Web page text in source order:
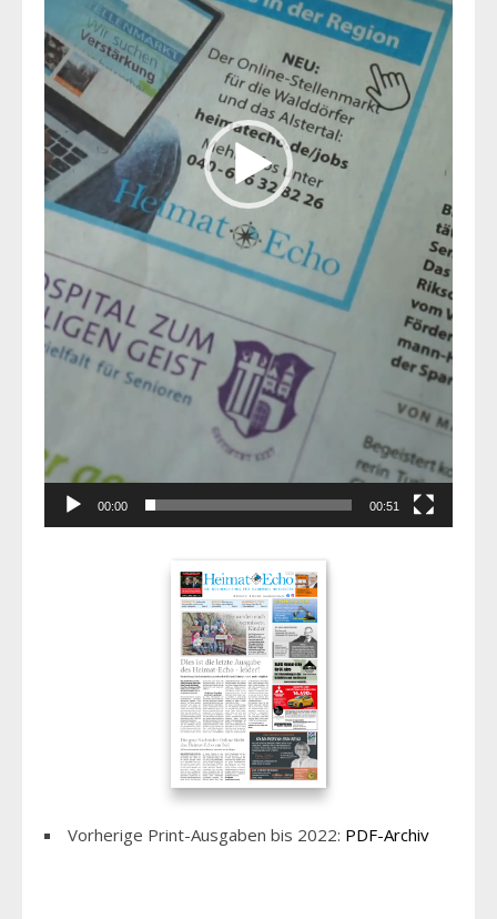
00:00 00:51
Vorherige Print-Ausgaben bis 2022: PDF-Archiv